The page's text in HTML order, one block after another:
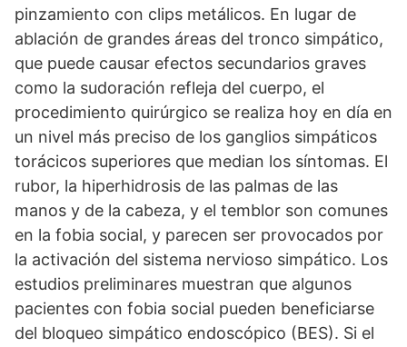
pinzamiento con clips metálicos. En lugar de
ablación de grandes áreas del tronco simpático,
que puede causar efectos secundarios graves
como la sudoración refleja del cuerpo, el
procedimiento quirúrgico se realiza hoy en día en
un nivel más preciso de los ganglios simpáticos
torácicos superiores que median los síntomas. El
rubor, la hiperhidrosis de las palmas de las
manos y de la cabeza, y el temblor son comunes
en la fobia social, y parecen ser provocados por
la activación del sistema nervioso simpático. Los
estudios preliminares muestran que algunos
pacientes con fobia social pueden beneficiarse
del bloqueo simpático endoscópico (BES). Si el